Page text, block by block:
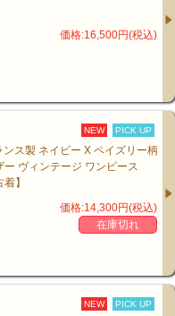
価格:16,500円(税込)
NEW PICK UP
ンス製 ネイビー X ペイズリー柄
ヴィンテージ ワンピース
】
価格:14,300円(税込)
在庫切れ
NEW PICK UP